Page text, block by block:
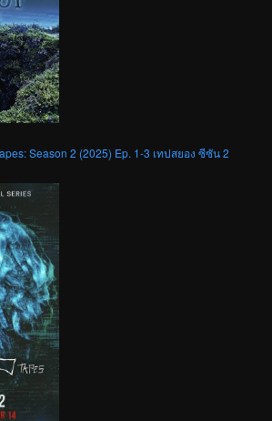
Season 2 (2025) Ep. 1-3 เทปสยอง ซีซัน 2